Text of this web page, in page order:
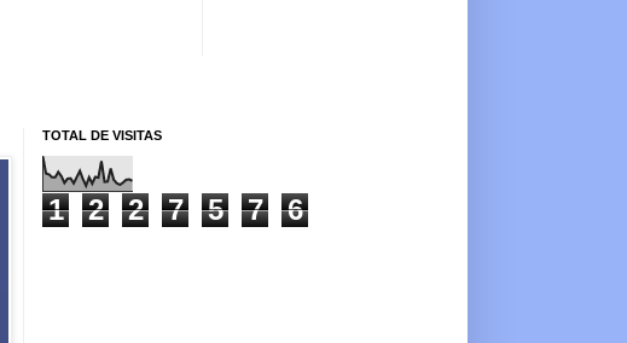
TOTAL DE VISITAS
1 2 2 7 5 7 6